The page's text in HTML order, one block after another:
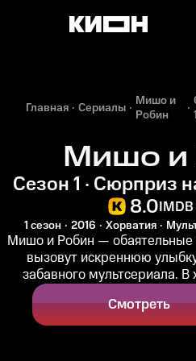
Главная Сериалы
Мишо и
Робин
1
Мишо и
Сезон 1 · Сюрприз
8.0
1 сезон 2016 Хорватия
Мишо и Робин —
вызовут искреннюю
забавного мультсериала.
приключение
Смотреть